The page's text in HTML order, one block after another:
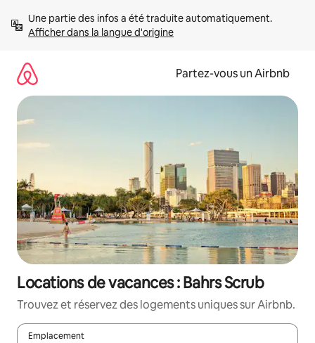
directement
Afficher dans la langue d'origine
Partez-vous un Airbnb
Locations de vacances : Bahrs Scrub
Trouvez et réservez des logements uniques sur Airbnb.
Emplacement